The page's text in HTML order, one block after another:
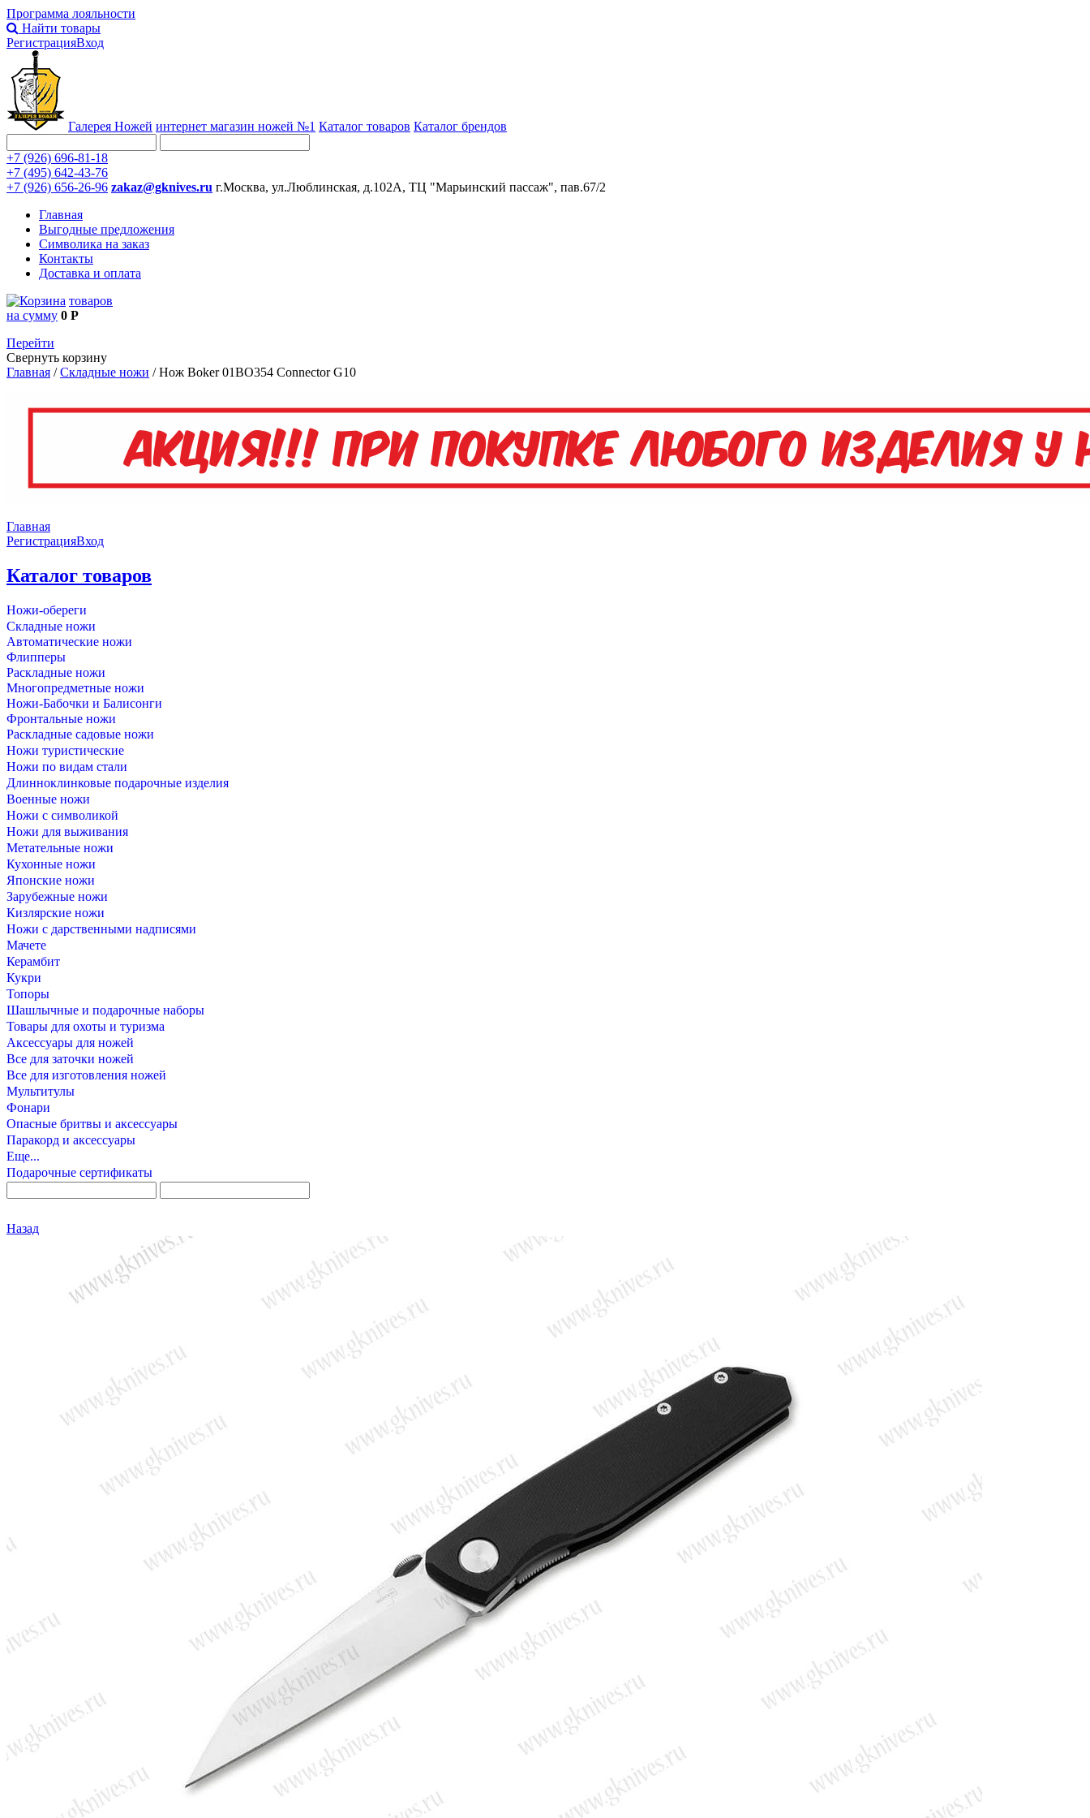
Программа лояльности
Найти товары
РегистрацияВход
Галерея Ножей интернет магазин ножей №1 Каталог товаров Каталог брендов
+7 (926) 696-81-18
+7 (495) 642-43-76
+7 (926) 656-26-96 zakaz@gknives.ru г.Москва, ул.Люблинская, д.102А, ТЦ "Марьинский пассаж", пав.67/2
Главная
Выгодные предложения
Символика на заказ
Контакты
Доставка и оплата
товаров
на сумму 0 Р
Перейти
Свернуть корзину
Главная /Складные ножи /Нож Boker 01BO354 Connector G10
Главная
РегистрацияВход
Каталог товаров
Ножи-обереги
Складные ножи
Автоматические ножи
Флипперы
Раскладные ножи
Многопредметные ножи
Ножи-Бабочки и Балисонги
Фронтальные ножи
Раскладные садовые ножи
Ножи туристические
Ножи по видам стали
Длинноклинковые подарочные изделия
Военные ножи
Ножи с символикой
Ножи для выживания
Метательные ножи
Кухонные ножи
Японские ножи
Зарубежные ножи
Кизлярские ножи
Ножи с дарственными надписями
Мачете
Керамбит
Кукри
Топоры
Шашлычные и подарочные наборы
Товары для охоты и туризма
Аксессуары для ножей
Все для заточки ножей
Все для изготовления ножей
Мультитулы
Фонари
Опасные бритвы и аксессуары
Паракорд и аксессуары
Еще...
Подарочные сертификаты
Назад